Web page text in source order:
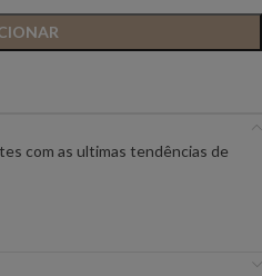
com as ultimas tendências de